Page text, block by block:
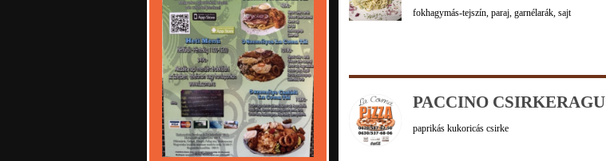
fokhagymás-tejszín, paraj, garnélarák, sajt
PACCINO CSIRKERAGU
paprikás kukoricás csirke